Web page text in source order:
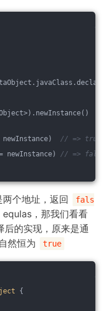
// => true
newInstance) // => false
个地址，返回
fals
，那我们看看
后的实现，原来是通
然恒为 true
{